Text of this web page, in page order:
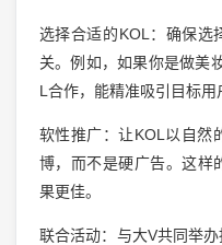
选择合适的KOL：确保选
关。例如，如果你是做美
L合作，能精准吸引目标用
软性推广：让KOL以自然
博，而不是硬广告。这样
果更佳。
联合活动：与大V共同举